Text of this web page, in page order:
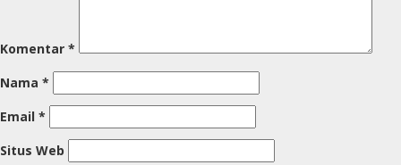
Komentar *
Nama *
Email *
Situs Web